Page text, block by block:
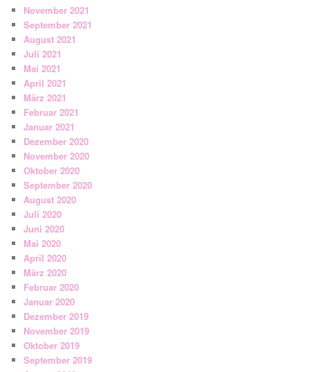
November 2021
September 2021
August 2021
Juli 2021
Mai 2021
April 2021
März 2021
Februar 2021
Januar 2021
Dezember 2020
November 2020
Oktober 2020
September 2020
August 2020
Juli 2020
Juni 2020
Mai 2020
April 2020
März 2020
Februar 2020
Januar 2020
Dezember 2019
November 2019
Oktober 2019
September 2019